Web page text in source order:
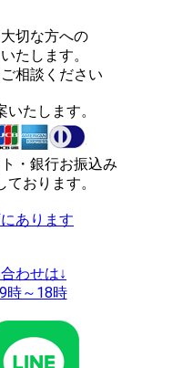
切な方への
たします。
相談ください
たします。
・銀行お振込み
おります。
あります
わせは↓
～18時